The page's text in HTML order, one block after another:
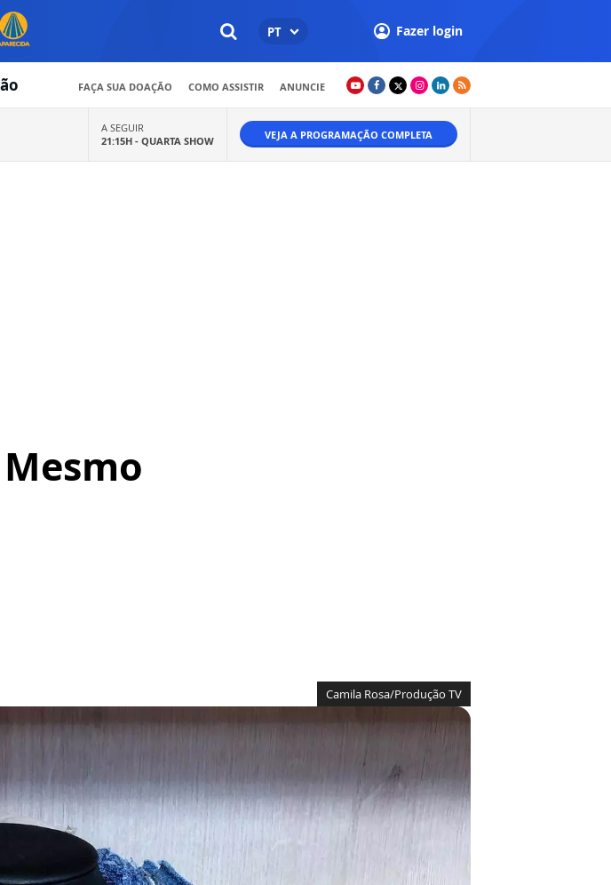
PT Fazer login
FAÇA SUA DOAÇÃO COMO ASSISTIR ANUNCIE
A SEGUIR
21:15H - QUARTA SHOW VEJA A PROGRAMAÇÃO COMPLETA
Camila Rosa/Produção TV